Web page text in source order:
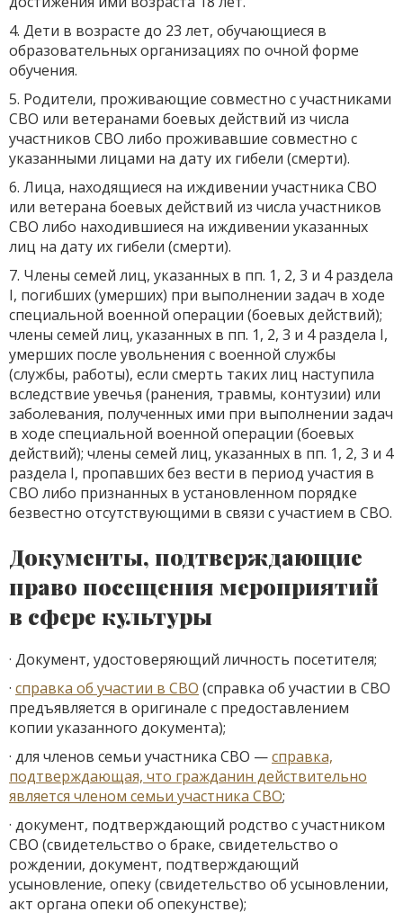
4. Дети в возрасте до 23 лет, обучающиеся в
образовательных организациях по очной форме
обучения.
5. Родители, проживающие совместно с участниками
СВО или ветеранами боевых действий из числа
участников СВО либо проживавшие совместно с
указанными лицами на дату их гибели (смерти).
6. Лица, находящиеся на иждивении участника СВО
или ветерана боевых действий из числа участников
СВО либо находившиеся на иждивении указанных
лиц на дату их гибели (смерти).
7. Члены семей лиц, указанных в пп. 1, 2, 3 и 4 раздела
I, погибших (умерших) при выполнении задач в ходе
специальной военной операции (боевых действий);
члены семей лиц, указанных в пп. 1, 2, 3 и 4 раздела I,
умерших после увольнения с военной службы
(службы, работы), если смерть таких лиц наступила
вследствие увечья (ранения, травмы, контузии) или
заболевания, полученных ими при выполнении задач
в ходе специальной военной операции (боевых
действий); члены семей лиц, указанных в пп. 1, 2, 3 и 4
раздела I, пропавших без вести в период участия в
СВО либо признанных в установленном порядке
безвестно отсутствующими в связи с участием в СВО.
Документы, подтверждающие
право посещения мероприятий
в сфере культуры
· Документ, удостоверяющий личность посетителя;
· справка об участии в СВО (справка об участии в СВО
предъявляется в оригинале с предоставлением
копии указанного документа);
· для членов семьи участника СВО —справка,
подтверждающая, что гражданин действительно
является членом семьи участника СВО;
· документ, подтверждающий родство с участником
СВО (свидетельство о браке, свидетельство о
рождении, документ, подтверждающий
усыновление, опеку (свидетельство об усыновлении,
акт органа опеки об опекунстве);